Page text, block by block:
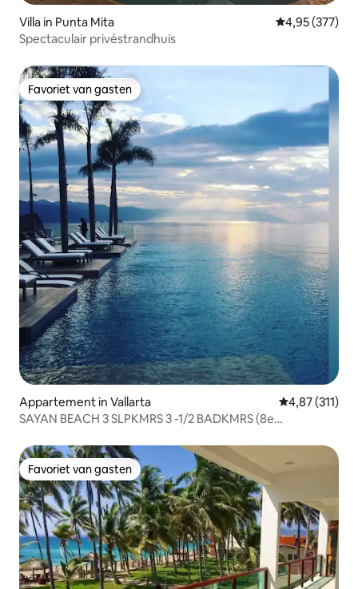
Villa in Punta Mita Gemiddelde
4,95 (377)
Spectaculair privéstrandhuis
Favoriet van gasten
Favoriet van gasten
Appartement in Vallarta Gemiddelde
4,87 (311)
SAYAN BEACH 3 SLPKMRS 3 -1/2 BADKMRS (8e
Favoriet van gasten
Favoriet van gasten